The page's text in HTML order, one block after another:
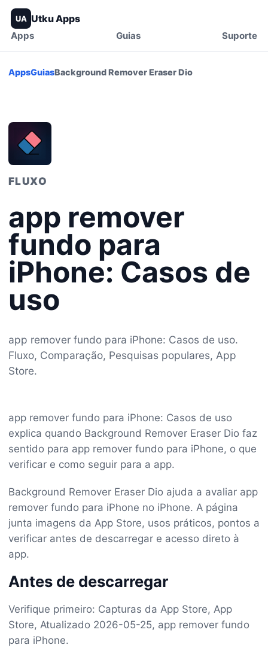
UA Utku Apps
Apps Guias Suporte
AppsGuiasBackground Remover Eraser Dio
FLUXO
app remover
fundo para
iPhone: Casos de
uso
app remover fundo para iPhone: Casos de uso.
Fluxo, Comparação, Pesquisas populares, App
Store.
app remover fundo para iPhone: Casos de uso
explica quando Background Remover Eraser Dio faz
sentido para app remover fundo para iPhone, o que
verificar e como seguir para a app.
Background Remover Eraser Dio ajuda a avaliar app
remover fundo para iPhone no iPhone. A página
junta imagens da App Store, usos práticos, pontos a
verificar antes de descarregar e acesso direto à
app.
Antes de descarregar
Verifique primeiro: Capturas da App Store, App
Store, Atualizado 2026-05-25, app remover fundo
para iPhone.